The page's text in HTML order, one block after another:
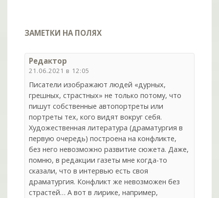
ЗАМЕТКИ НА ПОЛЯХ
Редактор
21.06.2021 в 12:05
Писатели изображают людей «дурных,
грешных, страстных» не только потому, что
пишут собственные автопортреты или
портреты тех, кого видят вокруг себя.
Художественная литература (драматургия в
первую очередь) построена на конфликте,
без него невозможно развитие сюжета. Даже,
помню, в редакции газеты мне когда-то
сказали, что в интервью есть своя
драматургия. Конфликт же невозможен без
страстей… А вот в лирике, например,